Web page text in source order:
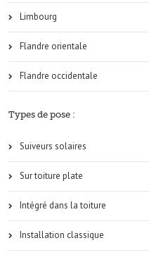
Limbourg
Flandre orientale
Flandre occidentale
Types de pose :
Suiveurs solaires
Sur toiture plate
Intégré dans la toiture
Installation classique